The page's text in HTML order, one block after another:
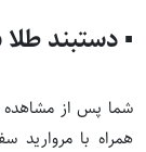
▪️ دستبند
شما پس از مشاهده
همراه با